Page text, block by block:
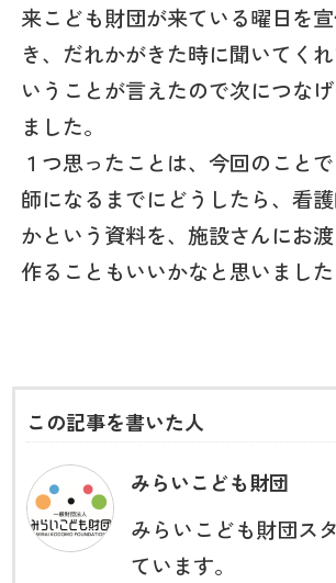
来こども財団が来ている曜日を
き、だれかがきた時に聞いてく
いうことが言えたので次につな
ました。
１つ思ったことは、今回のこと
師になるまでにどうしたら、看
かという資料を、施設さんにお
作ることもいいかなと思いました
この記事を書いた人
みらいこども財団
みらいこども財団ス
ています。